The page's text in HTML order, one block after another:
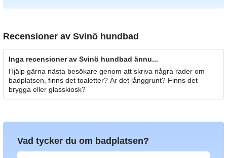
Recensioner av Svinö hundbad
Inga recensioner av Svinö hundbad ännu...
Hjälp gärna nästa besökare genom att skriva några rader om
badplatsen, finns det toaletter? Är det långgrunt? Finns det
brygga eller glasskiosk?
Vad tycker du om badplatsen?